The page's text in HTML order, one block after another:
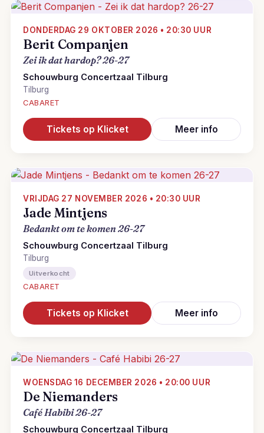
DONDERDAG 29 OKTOBER 2026 • 20:30 UUR
Berit Companjen
Zei ik dat hardop? 26-27
Schouwburg Concertzaal Tilburg
Tilburg
CABARET
Tickets op Klicket Meer info
VRIJDAG 27 NOVEMBER 2026 • 20:30 UUR
Jade Mintjens
Bedankt om te komen 26-27
Schouwburg Concertzaal Tilburg
Tilburg
Uitverkocht
CABARET
Tickets op Klicket Meer info
WOENSDAG 16 DECEMBER 2026 • 20:00 UUR
De Niemanders
Café Habibi 26-27
Schouwburg Concertzaal Tilburg